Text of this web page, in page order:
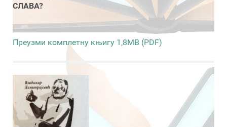
СЛАВА?
Преузми комплетну књигу 1,8MB (PDF)